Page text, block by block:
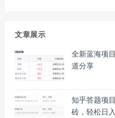
文章展示
全新蓝海项
道分享
知乎答题项
砖，轻松日